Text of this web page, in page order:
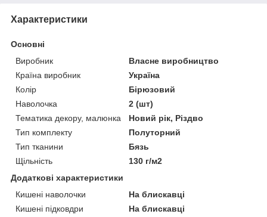
Характеристики
Основні
Виробник
Власне виробництво
Країна виробник
Україна
Колір
Бірюзовий
Наволочка
2 (шт)
Тематика декору, малюнка
Новий рік, Різдво
Тип комплекту
Полуторний
Тип тканини
Бязь
Щільність
130 г/м2
Додаткові характеристики
Кишені наволочки
На блискавці
Кишені підковдри
На блискавці